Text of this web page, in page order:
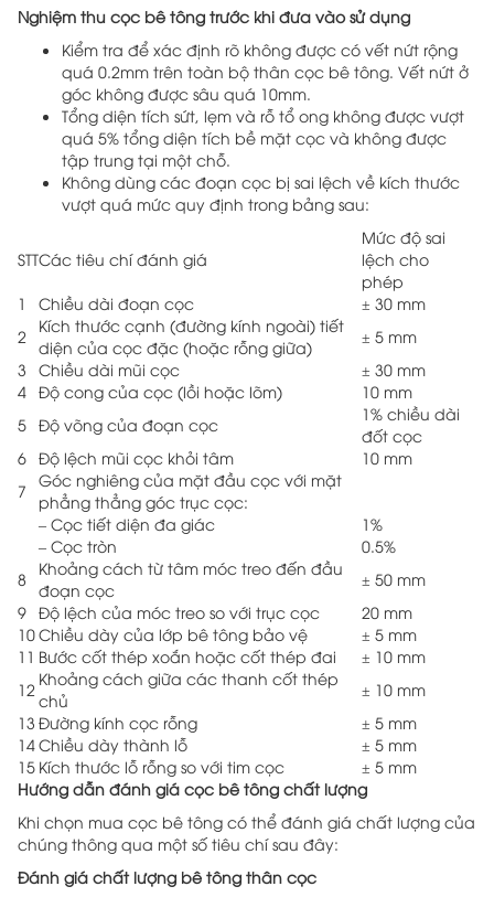
Nghiệm thu cọc bê tông trước khi đưa vào sử dụng
Kiểm tra để xác định rõ không được có vết nứt rộng
quá 0.2mm trên toàn bộ thân cọc bê tông. Vết nứt ở
góc không được sâu quá 10mm.
Tổng diện tích sứt, lẹm và rỗ tổ ong không được vượt
quá 5% tổng diện tích bề mặt cọc và không được
tập trung tại một chỗ.
Không dùng các đoạn cọc bị sai lệch về kích thước
vượt quá mức quy định trong bảng sau:
STTCác tiêu chí đánh giá
Mức độ sai
lệch cho
phép
1
Chiều dài đoạn cọc
± 30 mm
2
Kích thước cạnh (đường kính ngoài) tiết
diện của cọc đặc (hoặc rỗng giữa)
± 5 mm
3
Chiều dài mũi cọc
± 30 mm
4 Độ cong của cọc (lồi hoặc lõm)
10 mm
5 Độ võng của đoạn cọc
1% chiều dài
đốt cọc
6 Độ lệch mũi cọc khỏi tâm
10 mm
7
Góc nghiêng của mặt đầu cọc với mặt
phẳng thẳng góc trục cọc:
– Cọc tiết diện đa giác
1%
– Cọc tròn
0.5%
8
Khoảng cách từ tâm móc treo đến đầu
đoạn cọc
± 50 mm
9 Độ lệch của móc treo so với trục cọc
20 mm
10Chiều dày của lớp bê tông bảo vệ
± 5 mm
11 Bước cốt thép xoắn hoặc cốt thép đai
± 10 mm
12
Khoảng cách giữa các thanh cốt thép
chủ
± 10 mm
13 Đường kính cọc rỗng
± 5 mm
14Chiều dày thành lỗ
± 5 mm
15 Kích thước lỗ rỗng so với tim cọc
± 5 mm
Hướng dẫn đánh giá cọc bê tông chất lượng
Khi chọn mua cọc bê tông có thể đánh giá chất lượng của
chúng thông qua một số tiêu chí sau đây:
Đánh giá chất lượng bê tông thân cọc